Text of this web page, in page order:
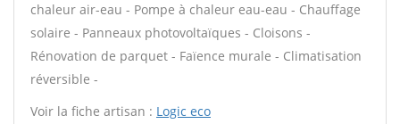
chaleur air-eau - Pompe à chaleur eau-eau - Chauffage
solaire - Panneaux photovoltaïques - Cloisons -
Rénovation de parquet - Faïence murale - Climatisation
réversible -
Voir la fiche artisan : Logic eco